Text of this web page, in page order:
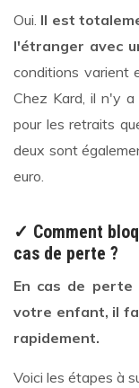
Oui. Il est
l'étranger avec
conditions varient
Chez Kard, il n'y
pour les retraits
deux sont
euro.
✓ Comment
cas de perte ?
En cas de
votre enfant, il
rapidement.
Voici les étapes à